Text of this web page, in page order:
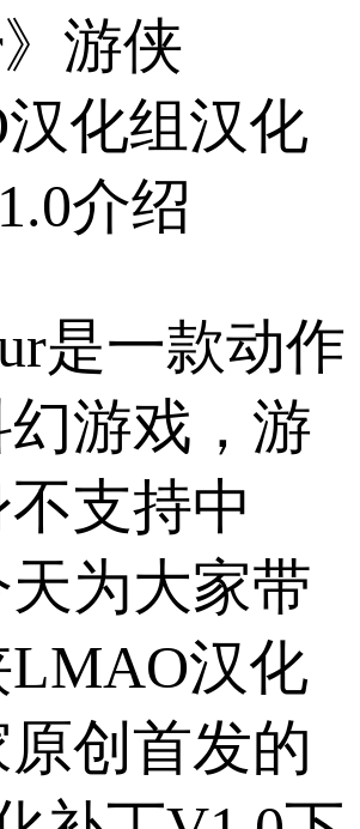
》游侠
化组汉化
介绍
一款动作
游戏，游
支持中
为大家带
汉化
创首发的